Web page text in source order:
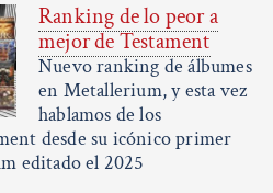
Ranking de lo peor a
mejor de Testament
Nuevo ranking de álbumes
en Metallerium, y esta vez
hablamos de los
desde su icónico primer
editado el 2025